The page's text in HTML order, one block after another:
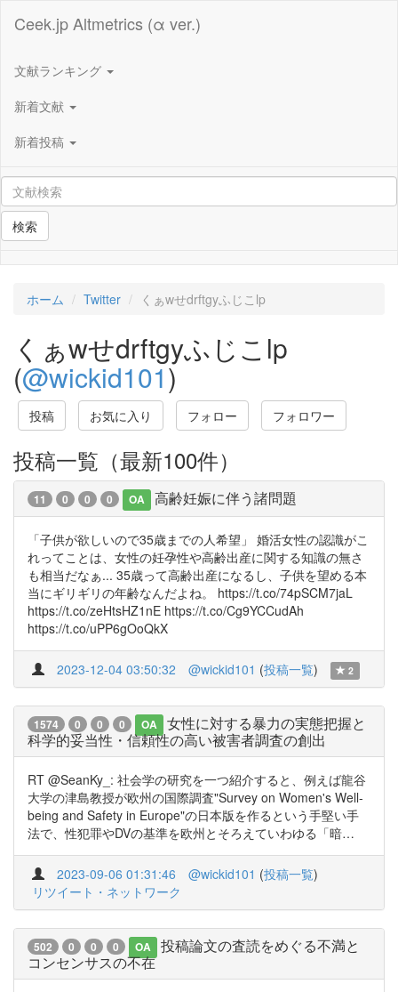
Ceek.jp Altmetrics (α ver.)
文献ランキング
新着文献
新着投稿
検索
ホーム Twitter くぁwせdrftgyふじこlp
くぁwせdrftgyふじこlp
(@wickid101)
投稿 お気に入り フォロー フォロワー
投稿一覧（最新100件）
11 0 0 0 OA 高齢妊娠に伴う諸問題
「子供が欲しいので35歳までの人希望」 婚活女性の認識がこ
れってことは、女性の妊孕性や高齢出産に関する知識の無さ
も相当だなぁ... 35歳って高齢出産になるし、子供を望める本
当にギリギリの年齢なんだよね。 https://t.co/74pSCM7jaL
https://t.co/zeHtsHZ1nE https://t.co/Cg9YCCudAh
https://t.co/uPP6gOoQkX
2023-12-04 03:50:32 @wickid101 (投稿一覧) 2
1574 0 0 0 OA
女性に対する暴力の実態把握と
科学的妥当性・信頼性の高い被害者調査の創出
RT @SeanKy_: 社会学の研究を一つ紹介すると、例えば龍谷
大学の津島教授が欧州の国際調査"Survey on Women's Well-
being and Safety in Europe"の日本版を作るという手堅い手
法で、性犯罪やDVの基準を欧州とそろえていわゆる「暗…
2023-09-06 01:31:46 @wickid101 (投稿一覧)
リツイート・ネットワーク
502 0 0 0 OA
投稿論文の査読をめぐる不満と
コンセンサスの不在